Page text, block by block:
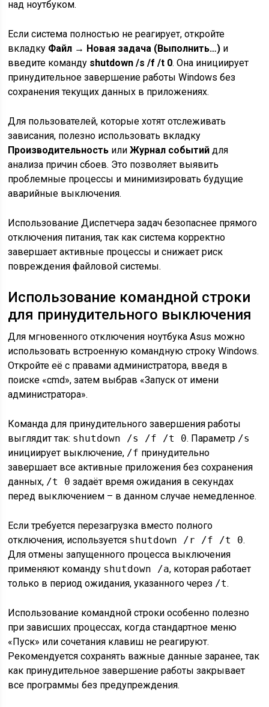
над ноутбуком.
Если система полностью не реагирует, откройте
вкладку Файл → Новая задача (Выполнить…) и
введите команду shutdown /s /f /t 0. Она инициирует
принудительное завершение работы Windows без
сохранения текущих данных в приложениях.
Для пользователей, которые хотят отслеживать
зависания, полезно использовать вкладку
Производительность илиЖурнал событий для
анализа причин сбоев. Это позволяет выявить
проблемные процессы и минимизировать будущие
аварийные выключения.
Использование Диспетчера задач безопаснее прямого
отключения питания, так как система корректно
завершает активные процессы и снижает риск
повреждения файловой системы.
Использование командной строки
для принудительного выключения
Для мгновенного отключения ноутбука Asus можно
использовать встроенную командную строку Windows.
Откройте её с правами администратора, введя в
поиске «cmd», затем выбрав «Запуск от имени
администратора».
Команда для принудительного завершения работы
выглядит так: shutdown /s /f /t 0. Параметр /s
инициирует выключение, /f принудительно
завершает все активные приложения без сохранения
данных, /t 0 задаёт время ожидания в секундах
перед выключением – в данном случае немедленное.
Если требуется перезагрузка вместо полного
отключения, используется shutdown /r /f /t 0.
Для отмены запущенного процесса выключения
применяют команду shutdown /a, которая работает
только в период ожидания, указанного через /t.
Использование командной строки особенно полезно
при зависших процессах, когда стандартное меню
«Пуск» или сочетания клавиш не реагируют.
Рекомендуется сохранять важные данные заранее, так
как принудительное завершение работы закрывает
все программы без предупреждения.